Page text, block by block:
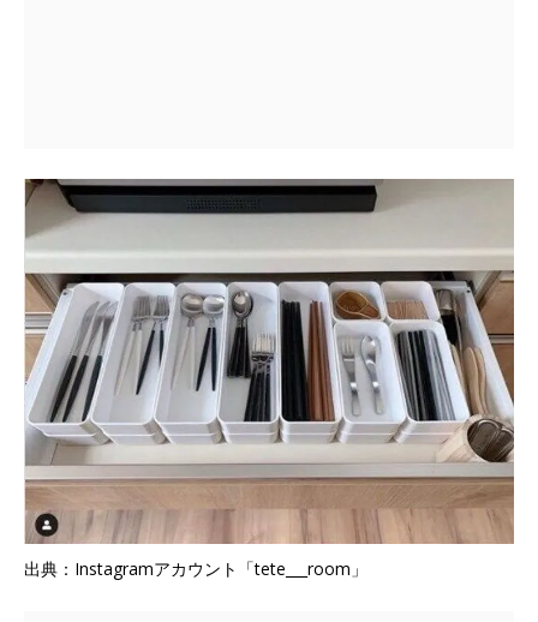
出典：Instagramアカウント「tete___room」